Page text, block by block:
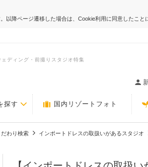
以降ページ遷移した場合は、Cookie利用に同意したこと
ディング・前撮りスタジオ特集
探す 国内リゾートフォト
だわり検索 インポートドレスの取扱いがあるスタジオ